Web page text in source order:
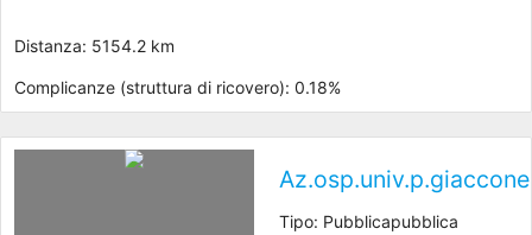
Distanza: 5154.2 km
Complicanze (struttura di ricovero): 0.18%
Az.osp.univ.p.giaccone
Tipo: Pubblicapubblica